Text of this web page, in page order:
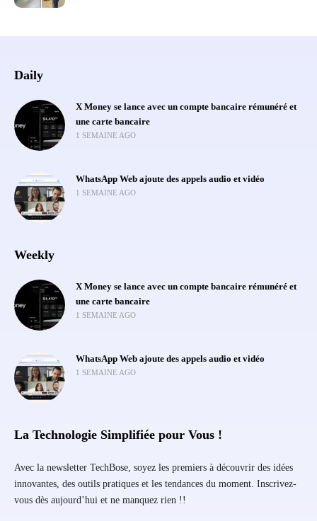
Daily
X Money se lance avec un compte bancaire rémunéré et
une carte bancaire
1 SEMAINE AGO
WhatsApp Web ajoute des appels audio et vidéo
1 SEMAINE AGO
Weekly
X Money se lance avec un compte bancaire rémunéré et
une carte bancaire
1 SEMAINE AGO
WhatsApp Web ajoute des appels audio et vidéo
1 SEMAINE AGO
La Technologie Simplifiée pour Vous !
Avec la newsletter TechBose, soyez les premiers à découvrir des idées
innovantes, des outils pratiques et les tendances du moment. Inscrivez-
vous dès aujourd’hui et ne manquez rien !!